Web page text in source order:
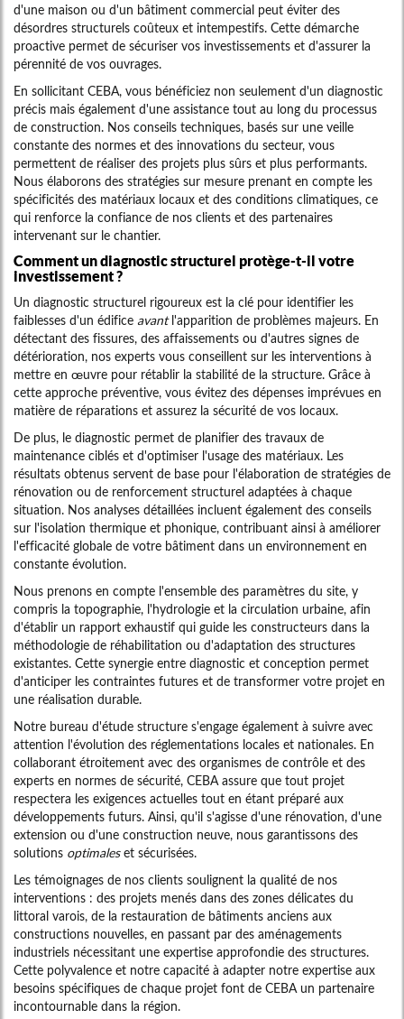
d'une maison ou d'un bâtiment commercial peut éviter des
désordres structurels coûteux et intempestifs. Cette démarche
proactive permet de sécuriser vos investissements et d'assurer la
pérennité de vos ouvrages.
En sollicitant CEBA, vous bénéficiez non seulement d'un diagnostic
précis mais également d'une assistance tout au long du processus
de construction. Nos conseils techniques, basés sur une veille
constante des normes et des innovations du secteur, vous
permettent de réaliser des projets plus sûrs et plus performants.
Nous élaborons des stratégies sur mesure prenant en compte les
spécificités des matériaux locaux et des conditions climatiques, ce
qui renforce la confiance de nos clients et des partenaires
intervenant sur le chantier.
Comment un diagnostic structurel protège-t-il votre
investissement ?
Un diagnostic structurel rigoureux est la clé pour identifier les
faiblesses d'un édifice avantl'apparition de problèmes majeurs. En
détectant des fissures, des affaissements ou d'autres signes de
détérioration, nos experts vous conseillent sur les interventions à
mettre en œuvre pour rétablir la stabilité de la structure. Grâce à
cette approche préventive, vous évitez des dépenses imprévues en
matière de réparations et assurez la sécurité de vos locaux.
De plus, le diagnostic permet de planifier des travaux de
maintenance ciblés et d'optimiser l'usage des matériaux. Les
résultats obtenus servent de base pour l'élaboration de stratégies de
rénovation ou de renforcement structurel adaptées à chaque
situation. Nos analyses détaillées incluent également des conseils
sur l'isolation thermique et phonique, contribuant ainsi à améliorer
l'efficacité globale de votre bâtiment dans un environnement en
constante évolution.
Nous prenons en compte l'ensemble des paramètres du site, y
compris la topographie, l'hydrologie et la circulation urbaine, afin
d'établir un rapport exhaustif qui guide les constructeurs dans la
méthodologie de réhabilitation ou d'adaptation des structures
existantes. Cette synergie entre diagnostic et conception permet
d'anticiper les contraintes futures et de transformer votre projet en
une réalisation durable.
Notre bureau d'étude structure s'engage également à suivre avec
attention l'évolution des réglementations locales et nationales. En
collaborant étroitement avec des organismes de contrôle et des
experts en normes de sécurité, CEBA assure que tout projet
respectera les exigences actuelles tout en étant préparé aux
développements futurs. Ainsi, qu'il s'agisse d'une rénovation, d'une
extension ou d'une construction neuve, nous garantissons des
solutions optimaleset sécurisées.
Les témoignages de nos clients soulignent la qualité de nos
interventions : des projets menés dans des zones délicates du
littoral varois, de la restauration de bâtiments anciens aux
constructions nouvelles, en passant par des aménagements
industriels nécessitant une expertise approfondie des structures.
Cette polyvalence et notre capacité à adapter notre expertise aux
besoins spécifiques de chaque projet font de CEBA un partenaire
incontournable dans la région.